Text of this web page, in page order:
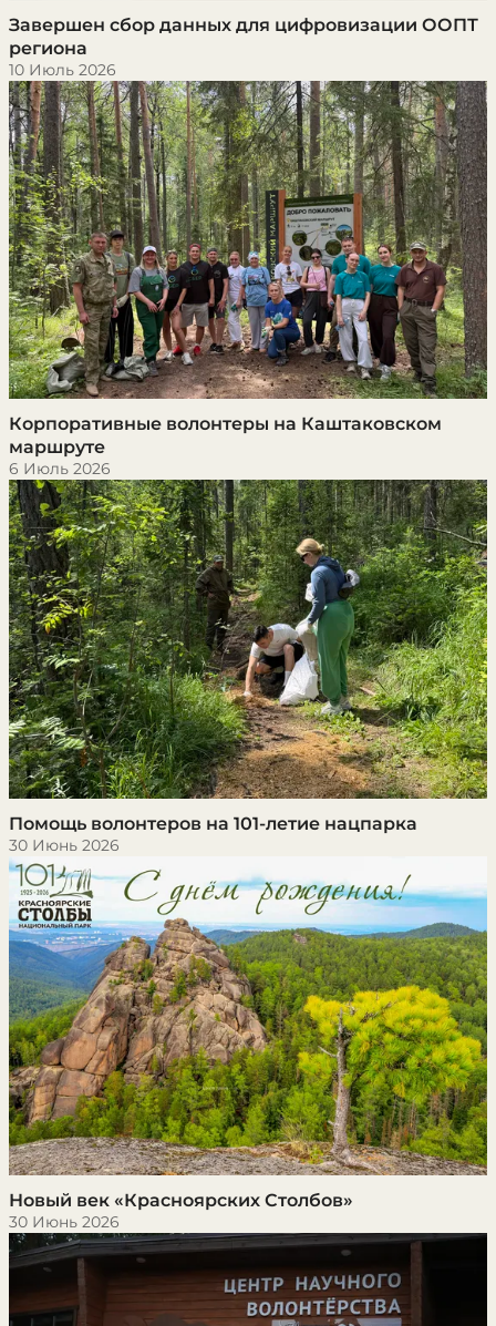
Завершен сбор данных для цифровизации ООПТ
региона
10 Июль 2026
Корпоративные волонтеры на Каштаковском
маршруте
6 Июль 2026
Помощь волонтеров на 101-летие нацпарка
30 Июнь 2026
Новый век «Красноярских Столбов»
30 Июнь 2026